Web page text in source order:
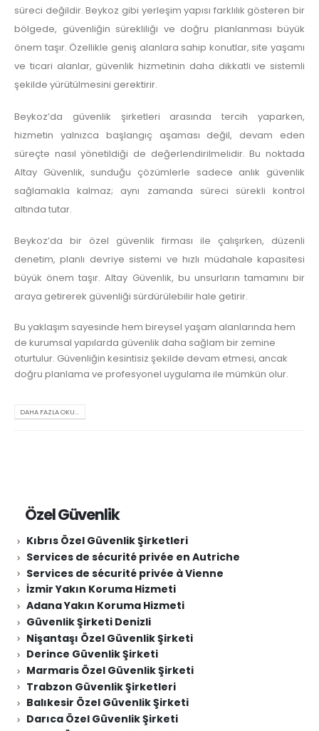
süreci değildir. Beykoz gibi yerleşim yapısı farklılık gösteren bir
bölgede, güvenliğin sürekliliği ve doğru planlanması büyük
önem taşır. Özellikle geniş alanlara sahip konutlar, site yaşamı
ve ticari alanlar, güvenlik hizmetinin daha dikkatli ve sistemli
şekilde yürütülmesini gerektirir.
Beykoz’da güvenlik şirketleri arasında tercih yaparken,
hizmetin yalnızca başlangıç aşaması değil, devam eden
süreçte nasıl yönetildiği de değerlendirilmelidir. Bu noktada
Altay Güvenlik, sunduğu çözümlerle sadece anlık güvenlik
sağlamakla kalmaz; aynı zamanda süreci sürekli kontrol
altında tutar.
Beykoz’da bir özel güvenlik firması ile çalışırken, düzenli
denetim, planlı devriye sistemi ve hızlı müdahale kapasitesi
büyük önem taşır. Altay Güvenlik, bu unsurların tamamını bir
araya getirerek güvenliği sürdürülebilir hale getirir.
Bu yaklaşım sayesinde hem bireysel yaşam alanlarında hem
de kurumsal yapılarda güvenlik daha sağlam bir zemine
oturtulur. Güvenliğin kesintisiz şekilde devam etmesi, ancak
doğru planlama ve profesyonel uygulama ile mümkün olur.
DAHA FAZLA OKU...
Özel Güvenlik
Kıbrıs Özel Güvenlik Şirketleri
Services de sécurité privée en Autriche
Services de sécurité privée à Vienne
İzmir Yakın Koruma Hizmeti
Adana Yakın Koruma Hizmeti
Güvenlik Şirketi Denizli
Nişantaşı Özel Güvenlik Şirketi
Derince Güvenlik Şirketi
Marmaris Özel Güvenlik Şirketi
Trabzon Güvenlik Şirketleri
Balıkesir Özel Güvenlik Şirketi
Darıca Özel Güvenlik Şirketi